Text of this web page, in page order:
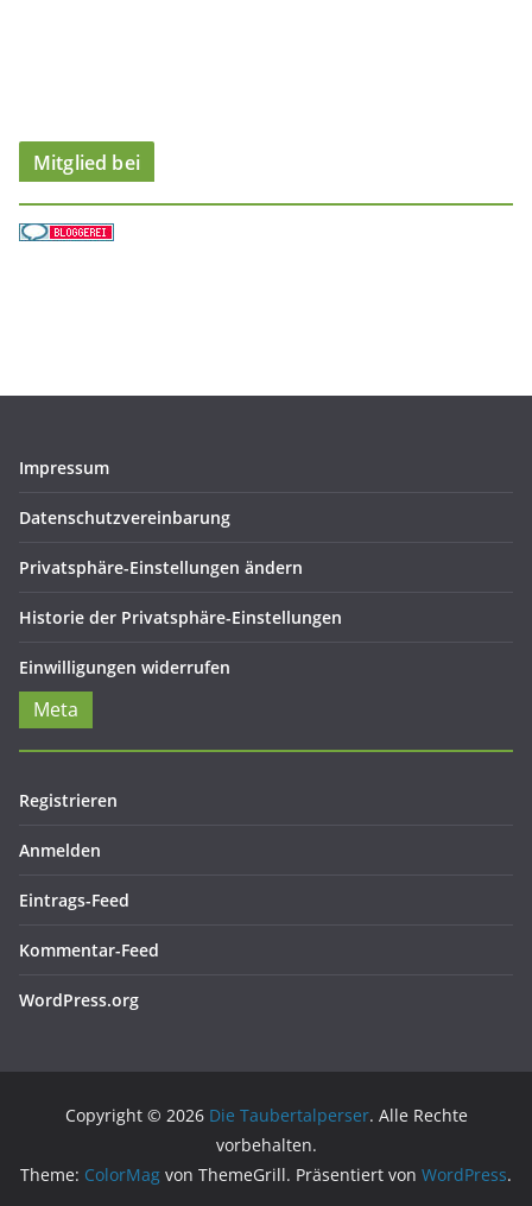
Mitglied bei
Impressum
Datenschutzvereinbarung
Privatsphäre-Einstellungen ändern
Historie der Privatsphäre-Einstellungen
Einwilligungen widerrufen
Meta
Registrieren
Anmelden
Eintrags-Feed
Kommentar-Feed
WordPress.org
Copyright © 2026 Die Taubertalperser. Alle Rechte
vorbehalten.
Theme: ColorMag von ThemeGrill. Präsentiert von WordPress.